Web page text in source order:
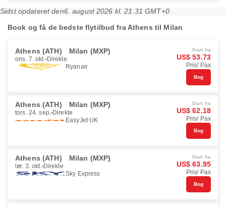
Sidst opdateret den6. august 2026 kl. 21.31 GMT+0
Book og få de bedste flytilbud fra Athens til Milan
Athens (ATH) Milan (MXP)
ons. 7. okt. Direkte
Ryanair
Start fra
US$ 53.73
Pris/ Pax
Bog
Athens (ATH) Milan (MXP)
tors. 24. sep. Direkte
EasyJet UK
Start fra
US$ 62.18
Pris/ Pax
Bog
Athens (ATH) Milan (MXP)
lør. 3. okt. Direkte
Sky Express
Start fra
US$ 63.95
Pris/ Pax
Bog